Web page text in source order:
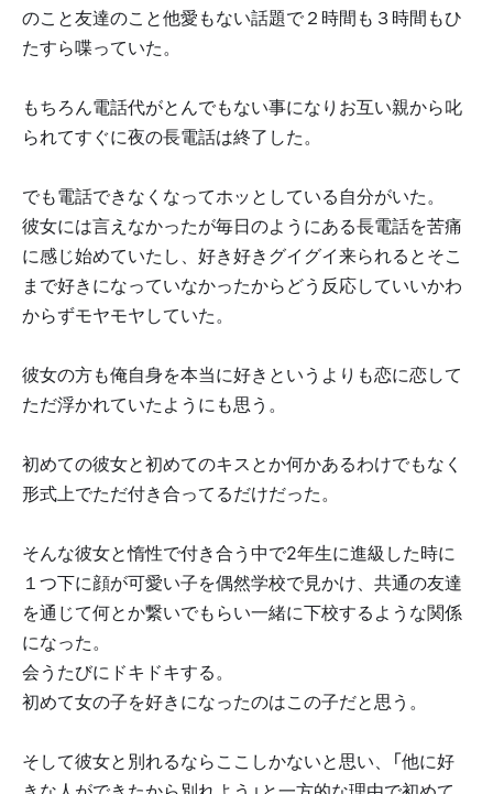
のこと友達のこと他愛もない話題で２時間も３時間もひ
たすら喋っていた。
もちろん電話代がとんでもない事になりお互い親から叱
られてすぐに夜の長電話は終了した。
でも電話できなくなってホッとしている自分がいた。
彼女には言えなかったが毎日のようにある長電話を苦痛
に感じ始めていたし、好き好きグイグイ来られるとそこ
まで好きになっていなかったからどう反応していいかわ
からずモヤモヤしていた。
彼女の方も俺自身を本当に好きというよりも恋に恋して
ただ浮かれていたようにも思う。
初めての彼女と初めてのキスとか何かあるわけでもなく
形式上でただ付き合ってるだけだった。
そんな彼女と惰性で付き合う中で2年生に進級した時に
１つ下に顔が可愛い子を偶然学校で見かけ、共通の友達
を通じて何とか繋いでもらい一緒に下校するような関係
になった。
会うたびにドキドキする。
初めて女の子を好きになったのはこの子だと思う。
そして彼女と別れるならここしかないと思い、「他に好